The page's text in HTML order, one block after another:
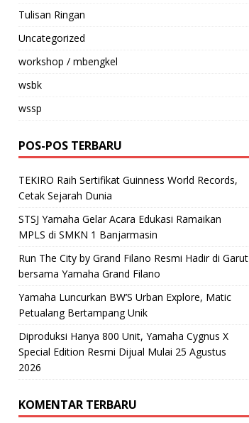
Tulisan Ringan
Uncategorized
workshop / mbengkel
wsbk
wssp
POS-POS TERBARU
TEKIRO Raih Sertifikat Guinness World Records,
Cetak Sejarah Dunia
STSJ Yamaha Gelar Acara Edukasi Ramaikan
MPLS di SMKN 1 Banjarmasin
Run The City by Grand Filano Resmi Hadir di Garut
bersama Yamaha Grand Filano
Yamaha Luncurkan BW’S Urban Explore, Matic
Petualang Bertampang Unik
Diproduksi Hanya 800 Unit, Yamaha Cygnus X
Special Edition Resmi Dijual Mulai 25 Agustus
2026
KOMENTAR TERBARU